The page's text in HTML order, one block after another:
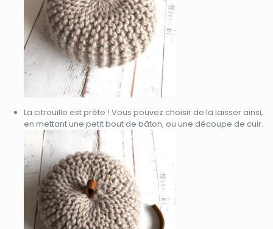
La citrouille est prête ! Vous pouvez choisir de la laisser ainsi,
en mettant une petit bout de bâton, ou une découpe de cuir.